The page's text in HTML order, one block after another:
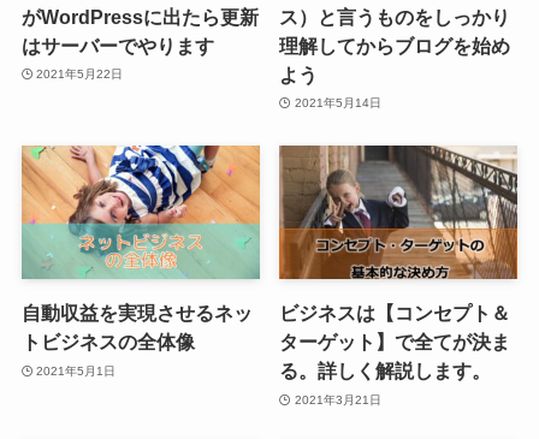
がWordPressに出たら更新
はサーバーでやります
2021年5月22日
ス）と言うものをしっかり
理解してからブログを始め
よう
2021年5月14日
自動収益を実現させるネッ
トビジネスの全体像
2021年5月1日
ビジネスは【コンセプト＆
ターゲット】で全てが決ま
る。詳しく解説します。
2021年3月21日